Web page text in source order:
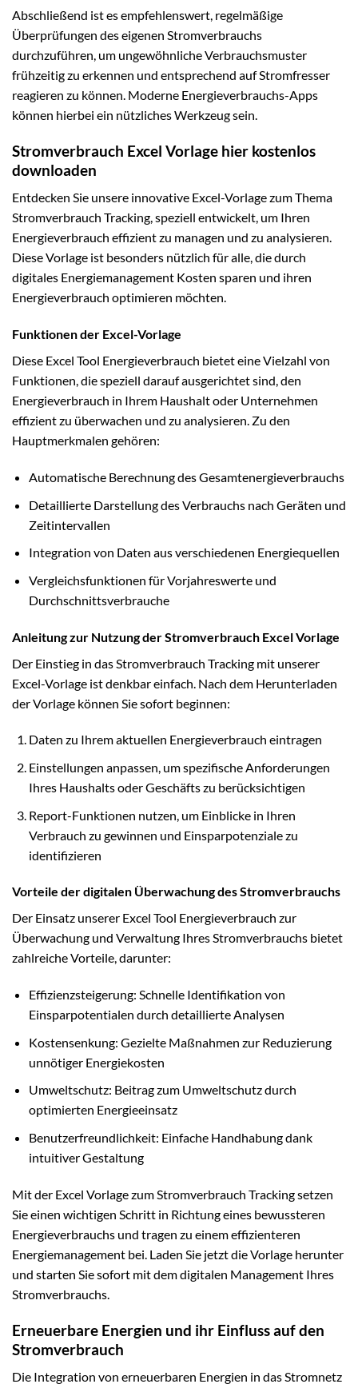
Abschließend ist es empfehlenswert, regelmäßige
Überprüfungen des eigenen Stromverbrauchs
durchzuführen, um ungewöhnliche Verbrauchsmuster
frühzeitig zu erkennen und entsprechend auf Stromfresser
reagieren zu können. Moderne Energieverbrauchs-Apps
können hierbei ein nützliches Werkzeug sein.
Stromverbrauch Excel Vorlage hier kostenlos
downloaden
Entdecken Sie unsere innovative Excel-Vorlage zum Thema
Stromverbrauch Tracking, speziell entwickelt, um Ihren
Energieverbrauch effizient zu managen und zu analysieren.
Diese Vorlage ist besonders nützlich für alle, die durch
digitales Energiemanagement Kosten sparen und ihren
Energieverbrauch optimieren möchten.
Funktionen der Excel-Vorlage
Diese Excel Tool Energieverbrauch bietet eine Vielzahl von
Funktionen, die speziell darauf ausgerichtet sind, den
Energieverbrauch in Ihrem Haushalt oder Unternehmen
effizient zu überwachen und zu analysieren. Zu den
Hauptmerkmalen gehören:
Automatische Berechnung des Gesamtenergieverbrauchs
Detaillierte Darstellung des Verbrauchs nach Geräten und
Zeitintervallen
Integration von Daten aus verschiedenen Energiequellen
Vergleichsfunktionen für Vorjahreswerte und
Durchschnittsverbrauche
Anleitung zur Nutzung der Stromverbrauch Excel Vorlage
Der Einstieg in das Stromverbrauch Tracking mit unserer
Excel-Vorlage ist denkbar einfach. Nach dem Herunterladen
der Vorlage können Sie sofort beginnen:
Daten zu Ihrem aktuellen Energieverbrauch eintragen
Einstellungen anpassen, um spezifische Anforderungen
Ihres Haushalts oder Geschäfts zu berücksichtigen
Report-Funktionen nutzen, um Einblicke in Ihren
Verbrauch zu gewinnen und Einsparpotenziale zu
identifizieren
Vorteile der digitalen Überwachung des Stromverbrauchs
Der Einsatz unserer Excel Tool Energieverbrauch zur
Überwachung und Verwaltung Ihres Stromverbrauchs bietet
zahlreiche Vorteile, darunter:
Effizienzsteigerung: Schnelle Identifikation von
Einsparpotentialen durch detaillierte Analysen
Kostensenkung: Gezielte Maßnahmen zur Reduzierung
unnötiger Energiekosten
Umweltschutz: Beitrag zum Umweltschutz durch
optimierten Energieeinsatz
Benutzerfreundlichkeit: Einfache Handhabung dank
intuitiver Gestaltung
Mit der Excel Vorlage zum Stromverbrauch Tracking setzen
Sie einen wichtigen Schritt in Richtung eines bewussteren
Energieverbrauchs und tragen zu einem effizienteren
Energiemanagement bei. Laden Sie jetzt die Vorlage herunter
und starten Sie sofort mit dem digitalen Management Ihres
Stromverbrauchs.
Erneuerbare Energien und ihr Einfluss auf den
Stromverbrauch
Die Integration von erneuerbaren Energien in das Stromnetz